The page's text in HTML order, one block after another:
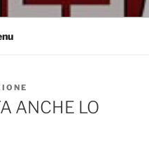
ANCHE LO